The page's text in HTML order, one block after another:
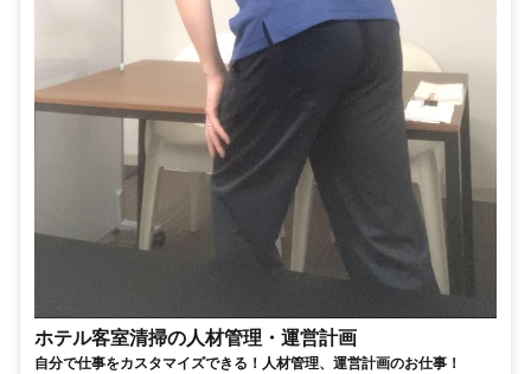
ホテル客室清掃の人材管理・運営計画
自分で仕事をカスタマイズできる！人材管理、運営計画のお仕事！